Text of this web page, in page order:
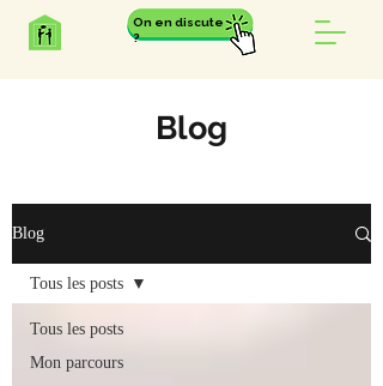
On en discute
?
Blog
Blog
Tous les posts
Mon parcours
Tous les posts